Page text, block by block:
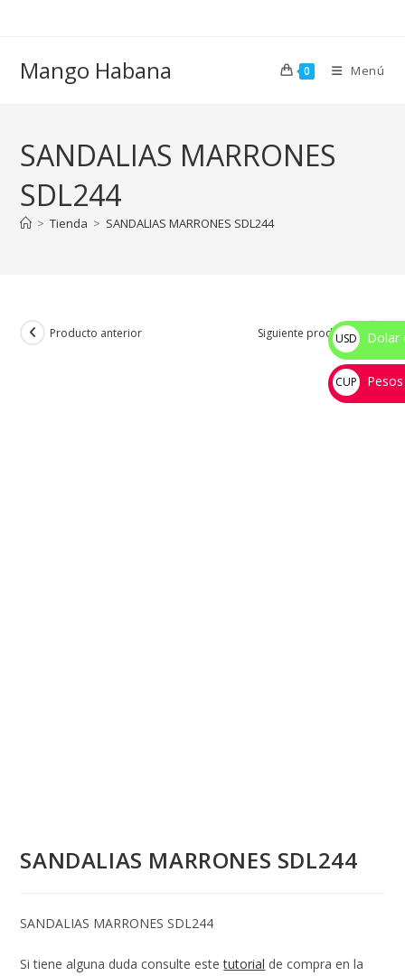
Mango Habana 0 Menú
SANDALIAS MARRONES
SDL244
> Tienda > SANDALIAS MARRONES SDL244
Producto anterior Siguiente producto
SANDALIAS MARRONES SDL244
SANDALIAS MARRONES SDL244
Si tiene alguna duda consulte estetutorial de compra en la
USD
$
Dolar
CUP
💰
Pesos